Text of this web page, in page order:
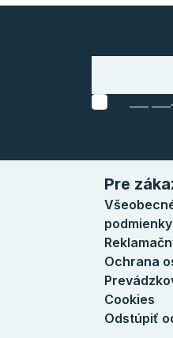
.
Pre
podmienky
Ochrana
Cookies
Odstúpiť